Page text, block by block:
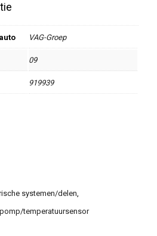
VAG-Groep
09
919939
systemen/delen
temperatuursensor